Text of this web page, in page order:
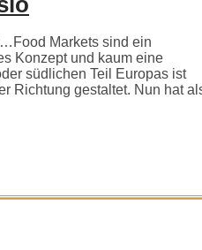
Markets sind ein
Konzept und kaum eine
südlichen Teil Europas ist
Richtung gestaltet. Nun hat